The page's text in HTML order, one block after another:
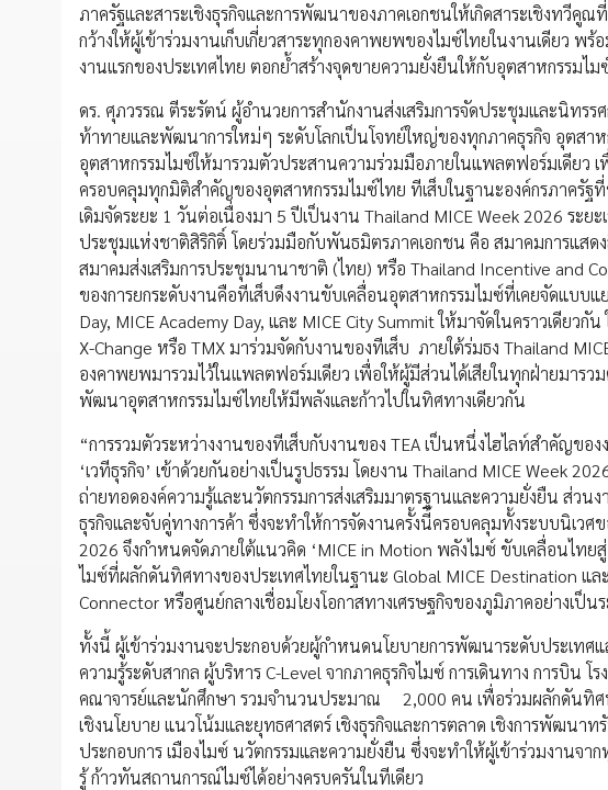
ภาครัฐและสาระเชิงธุรกิจและการพัฒนาของภาคเอกชนให้เกิดสาระเชิงทวี
กว้างให้ผู้เข้าร่วมงานเก็บเกี่ยวสาระทุกองคาพยพของไมซ์ไทยในงานเดียว พ
งานแรกของประเทศไทย ตอกย้ำสร้างจุดขายความยั่งยืนให้กับอุตสาหกรรมไม
ดร. ศุภวรรณ ตีระรัตน์ ผู้อำนวยการสำนักงานส่งเสริมการจัดประชุมและนิทร
ท้าทายและพัฒนาการใหม่ๆ ระดับโลกเป็นโจทย์ใหญ่ของทุกภาคธุรกิจ อุตสาห
อุตสาหกรรมไมซ์ให้มารวมตัวประสานความร่วมมือภายในแพลตฟอร์มเดีย
ครอบคลุมทุกมิติสำคัญของอุตสาหกรรมไมซ์ไทย ทีเส็บในฐานะองค์กรภาครัฐ
เดิมจัดระยะ 1 วันต่อเนื่องมา 5 ปีเป็นงาน Thailand MICE Week 2026 ร
ประชุมแห่งชาติสิริกิติ์ โดยร่วมมือกับพันธมิตรภาคเอกชน คือ สมาคมการแสด
สมาคมส่งเสริมการประชุมนานาชาติ (ไทย) หรือ Thailand Incentive and
ของการยกระดับงานคือทีเส็บดึงงานขับเคลื่อนอุตสาหกรรมไมซ์ที่เคยจัดแบบ
Day, MICE Academy Day, และ MICE City Summit ให้มาจัดในคราวเดียว
X-Change หรือ TMX มาร่วมจัดกับงานของทีเส็บ ภายใต้ร่มธง Thailand
องคาพยพมารวมไว้ในแพลตฟอร์มเดียว เพื่อให้ผู้มีส่วนได้เสียในทุกฝ่ายมารว
พัฒนาอุตสาหกรรมไมซ์ไทยให้มีพลังและก้าวไปในทิศทางเดียวกัน
“การรวมตัวระหว่างงานของทีเส็บกับงานของ TEA เป็นหนึ่งไฮไลท์สำคัญของ
‘เวทีธุรกิจ’ เข้าด้วยกันอย่างเป็นรูปธรรม โดยงาน Thailand MICE Week
ถ่ายทอดองค์ความรู้และนวัตกรรมการส่งเสริมมาตรฐานและความยั่งยืน ส่วน
ธุรกิจและจับคู่ทางการค้า ซึ่งจะทำให้การจัดงานครั้งนี้ครอบคลุมทั้งระบบนิเว
2026 จึงกำหนดจัดภายใต้แนวคิด ‘MICE in Motion พลังไมซ์ ขับเคลื่อนไท
ไมซ์ที่ผลักดันทิศทางของประเทศไทยในฐานะ Global MICE Destination แ
Connector หรือศูนย์กลางเชื่อมโยงโอกาสทางเศรษฐกิจของภูมิภาคอย่างเป็น
ทั้งนี้ ผู้เข้าร่วมงานจะประกอบด้วยผู้กำหนดนโยบายการพัฒนาระดับประเทศ
ความรู้ระดับสากล ผู้บริหาร C-Level จากภาคธุรกิจไมซ์ การเดินทาง การบิน
คณาจารย์และนักศึกษา รวมจำนวนประมาณ 2,000 คน เพื่อร่วมผลักดันทิ
เชิงนโยบาย แนวโน้มและยุทธศาสตร์ เชิงธุรกิจและการตลาด เชิงการพัฒน
ประกอบการ เมืองไมซ์ นวัตกรรมและความยั่งยืน ซึ่งจะทำให้ผู้เข้าร่วมงานจ
รู้ ก้าวทันสถานการณ์ไมซ์ได้อย่างครบครันในทีเดียว